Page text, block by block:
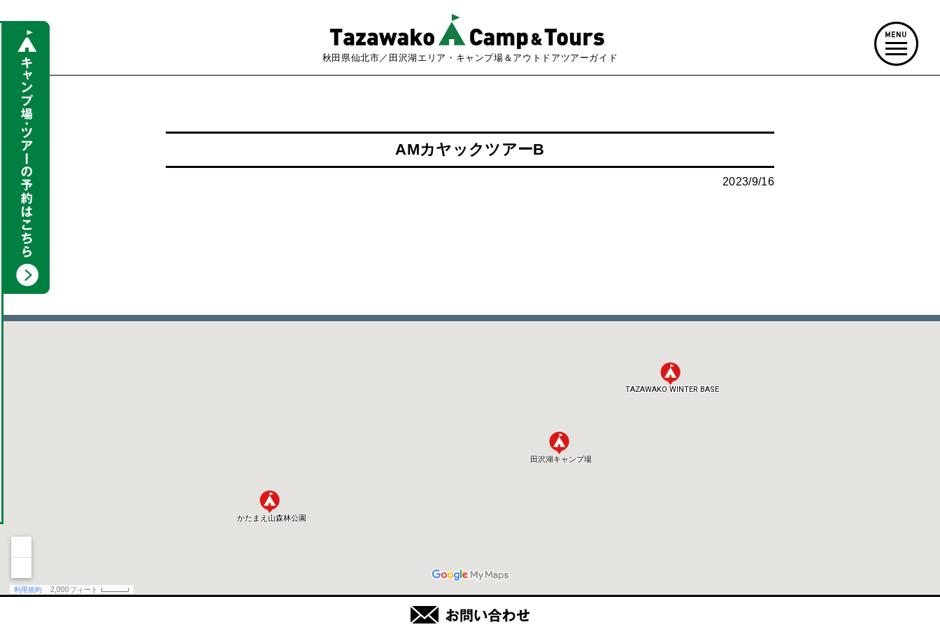
秋田県仙北市／田沢湖エリア・キャンプ場＆アウトドアツアーガイド
AMカヤックツアーB
2023/9/16